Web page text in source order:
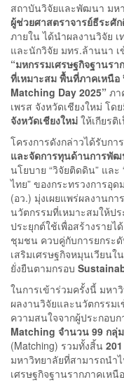
สถาบันวิจัยและพัฒนา มห
ผู้ช่วยศาสตราจารย์ธีระศั
ภายใน ได้นำผลงานวิจัย
และนักวิจัย มทร.ล้านนา
“มหกรรมเศรษฐกิจฐานร
ที่เหมาะสม พื้นที่ภาคเหนือ
Matching Day 2025” ภา
เพรส จังหวัดเชียงใหม่ โด
จังหวัดเชียงใหม่ ให้เกียรติ
โครงการดังกล่าวได้รับก
และจัดการทุนด้านการพั
นโยบาย “วิจัยติดดิน” แล
ไทย” ของกระทรวงการอุ
(อว.) มุ่งเผยแพร่ผลงานก
นวัตกรรมที่เหมาะสมให้ป
ประยุกต์ใช้เพื่อสร้างราย
ชุมชน ควบคู่กับการยกระ
เสริมเศรษฐกิจหมุนเวียน
ยั่งยืนตามกรอบ
ในการเข้าร่วมครั้งนี้ มห
ผลงานวิจัยและนวัตกรรม
ความสนใจจากผู้ประกอบ
Matching จำนวน 99 กลุ่
(Matching) รวมทั้งสิ้น
มหาวิทยาลัยที่สามารถนำ
เศรษฐกิจฐานรากภาคเหนื